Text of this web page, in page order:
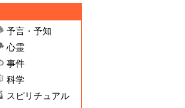
予言・予知
心霊
事件
科学
スピリチュアル